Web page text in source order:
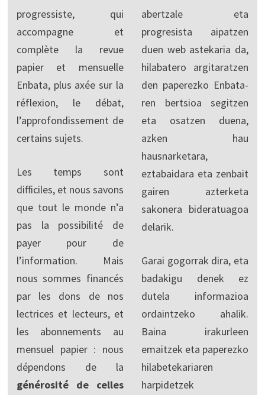
progressiste, qui
accompagne et
complète la revue
papier et mensuelle
Enbata, plus axée sur la
réflexion, le débat,
l’approfondissement de
certains sujets.
Les temps sont
difficiles, et nous savons
que tout le monde n’a
pas la possibilité de
payer pour de
l’information. Mais
nous sommes financés
par les dons de nos
lectrices et lecteurs, et
les abonnements au
mensuel papier : nous
dépendons de la
générosité de celles
abertzale eta
progresista aipatzen
duen web astekaria da,
hilabatero argitaratzen
den paperezko Enbata-
ren bertsioa segitzen
eta osatzen duena,
azken hau
hausnarketara,
eztabaidara eta zenbait
gairen azterketa
sakonera bideratuagoa
delarik.
Garai gogorrak dira, eta
badakigu denek ez
dutela informazioa
ordaintzeko ahalik.
Baina irakurleen
emaitzek eta paperezko
hilabetekariaren
harpidetzek